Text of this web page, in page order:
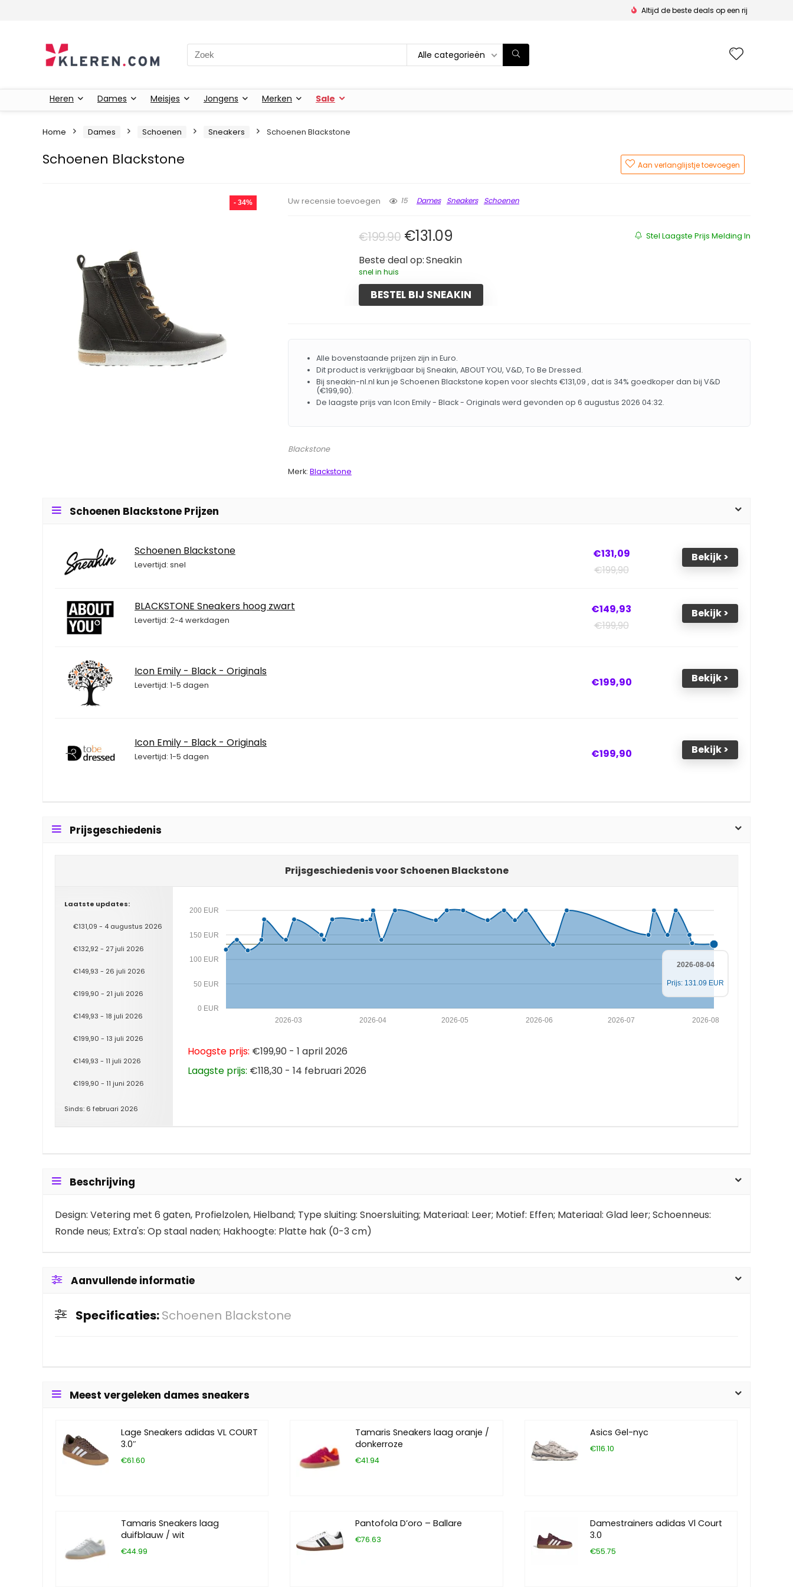
Altijd de beste deals op een rij
Zoeken naar: Alle categorieën
Heren Dames Meisjes Jongens Merken Sale
Home Dames Schoenen Sneakers Schoenen Blackstone
Schoenen Blackstone Aan verlanglijstje toevoegen
- 34% Uw recensie toevoegen 15 Dames Sneakers Schoenen
Stel Laagste Prijs Melding In
€199.90 Oorspronkelijke prijs was: €199.90.
€131.09
Beste deal op: Sneakin
snel in huis
BESTEL BIJ SNEAKIN
Alle bovenstaande prijzen zijn in Euro.
Dit product is verkrijgbaar bij Sneakin, ABOUT YOU, V&D, To Be Dressed.
Bij sneakin-nl.nl kun je Schoenen Blackstone kopen voor slechts €131,09 , dat is 34% goedkoper dan bij V&D
(€199,90).
De laagste prijs van Icon Emily - Black - Originals werd gevonden op 6 augustus 2026 04:32.
Blackstone
Merk: Blackstone
Schoenen Blackstone Prijzen
Schoenen Blackstone
Levertijd: snel
€131,09
€199,90
Bekijk >
BLACKSTONE Sneakers hoog zwart
Levertijd: 2-4 werkdagen
€149,93
€199,90
Bekijk >
Icon Emily - Black - Originals
Levertijd: 1-5 dagen €199,90 Bekijk >
Icon Emily - Black - Originals
Levertijd: 1-5 dagen €199,90 Bekijk >
Prijsgeschiedenis
Prijsgeschiedenis voor Schoenen Blackstone
Laatste updates:
€131,09 - 4 augustus 2026
€132,92 - 27 juli 2026
€149,93 - 26 juli 2026
€199,90 - 21 juli 2026
€149,93 - 18 juli 2026
€199,90 - 13 juli 2026
€149,93 - 11 juli 2026
€199,90 - 11 juni 2026
Sinds: 6 februari 2026
0 EUR
50 EUR
100 EUR
150 EUR
200 EUR
2026-08
2026-07
2026-06
2026-05
2026-04
2026-03
2026-08-04
Prijs: 131.09 EUR
Hoogste prijs: €199,90 - 1 april 2026
Laagste prijs: €118,30 - 14 februari 2026
Beschrijving
Design: Vetering met 6 gaten, Profielzolen, Hielband; Type sluiting: Snoersluiting; Materiaal: Leer; Motief: Effen; Materiaal: Glad leer; Schoenneus:
Ronde neus; Extra's: Op staal naden; Hakhoogte: Platte hak (0-3 cm)
Aanvullende informatie
Specificaties:Schoenen Blackstone
Meest vergeleken dames sneakers
Lage Sneakers adidas VL COURT
3.0″
€61.60
Tamaris Sneakers laag oranje /
donkerroze
€41.94
Asics Gel-nyc
€116.10
Tamaris Sneakers laag
duifblauw / wit
€44.99
Pantofola D’oro – Ballare
€76.63
Damestrainers adidas Vl Court
3.0
€55.75